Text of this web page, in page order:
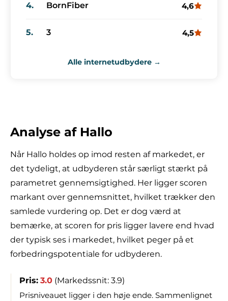
4. BornFiber 4,6
5. 3 4,5
Alle internetudbydere →
Analyse af Hallo
Når Hallo holdes op imod resten af markedet, er
det tydeligt, at udbyderen står særligt stærkt på
parametret gennemsigtighed. Her ligger scoren
markant over gennemsnittet, hvilket trækker den
samlede vurdering op. Det er dog værd at
bemærke, at scoren for pris ligger lavere end hvad
der typisk ses i markedet, hvilket peger på et
forbedringspotentiale for udbyderen.
Pris: 3.0 (Markedssnit: 3.9)
Prisniveauet ligger i den høje ende. Sammenlignet